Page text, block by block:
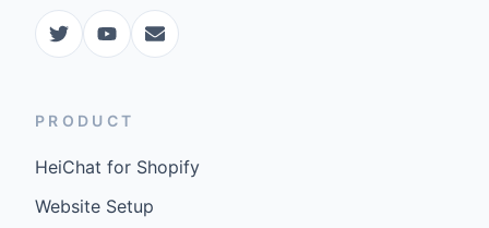
PRODUCT
HeiChat for Shopify
Website Setup